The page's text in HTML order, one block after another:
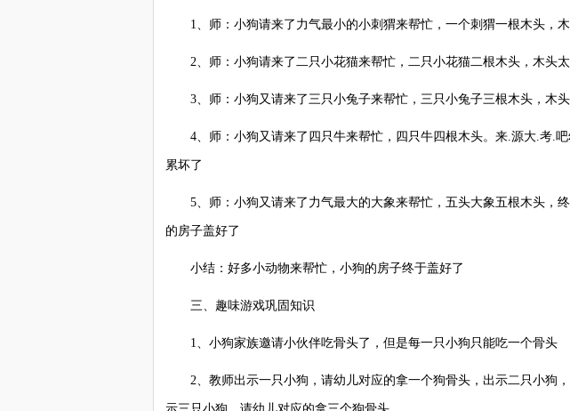
1、师：小狗请来了力气最小的小刺猬来帮忙，一个刺猬一根木头，木
2、师：小狗请来了二只小花猫来帮忙，二只小花猫二根木头，木头太
3、师：小狗又请来了三只小兔子来帮忙，三只小兔子三根木头，木头
4、师：小狗又请来了四只牛来帮忙，四只牛四根木头。来.源大.考.吧
累坏了
5、师：小狗又请来了力气最大的大象来帮忙，五头大象五根木头，
的房子盖好了
小结：好多小动物来帮忙，小狗的房子终于盖好了
三、趣味游戏巩固知识
1、小狗家族邀请小伙伴吃骨头了，但是每一只小狗只能吃一个骨头
2、教师出示一只小狗，请幼儿对应的拿一个狗骨头，出示二只小狗，